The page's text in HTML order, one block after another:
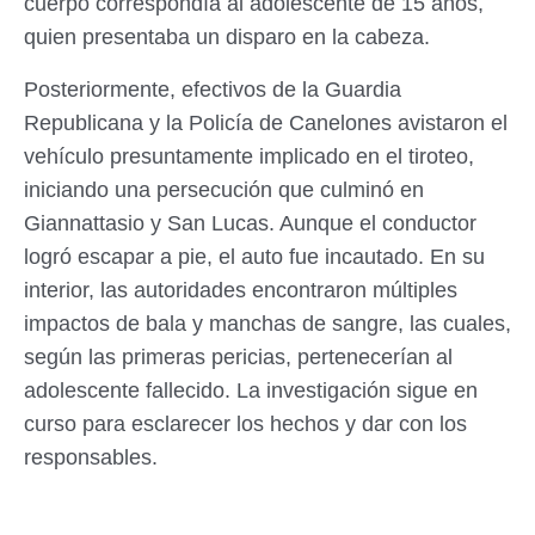
quien presentaba un disparo en la cabeza.
Posteriormente, efectivos de la Guardia
Republicana y la Policía de Canelones avistaron el
vehículo presuntamente implicado en el tiroteo,
iniciando una persecución que culminó en
Giannattasio y San Lucas. Aunque el conductor
logró escapar a pie, el auto fue incautado. En su
interior, las autoridades encontraron múltiples
impactos de bala y manchas de sangre, las cuales,
según las primeras pericias, pertenecerían al
adolescente fallecido. La investigación sigue en
curso para esclarecer los hechos y dar con los
responsables.